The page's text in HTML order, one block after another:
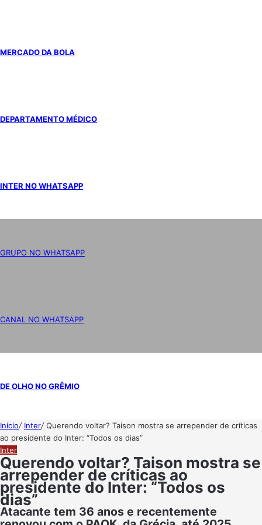
MERCADO DA BOLA
DEPARTAMENTO MÉDICO
INTER NO WHATSAPP
GRUPO NO WHATSAPP
CANAL NO WHATSAPP
DE OLHO NO GRÊMIO
Início/ Inter/Querendo voltar? Taison mostra se arrepender de críticas
ao presidente do Inter: “Todos os dias”
Inter
Querendo voltar? Taison mostra se
arrepender de críticas ao
presidente do Inter: “Todos os
dias”
Atacante tem 36 anos e recentemente